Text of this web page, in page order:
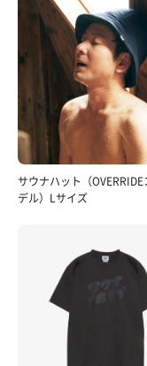
サウナハット（
デル）Lサイズ